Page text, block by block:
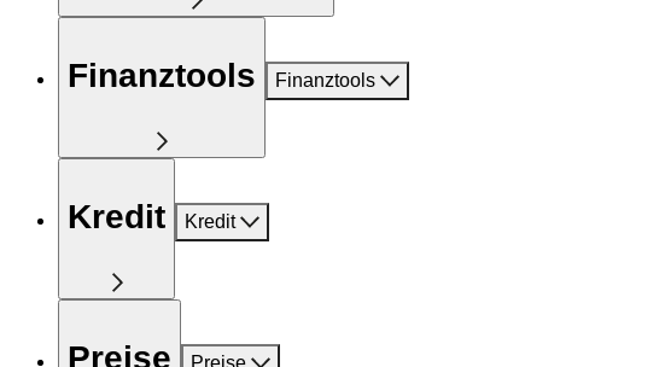
Finanztools Finanztools
Kredit Kredit
Preise Preise